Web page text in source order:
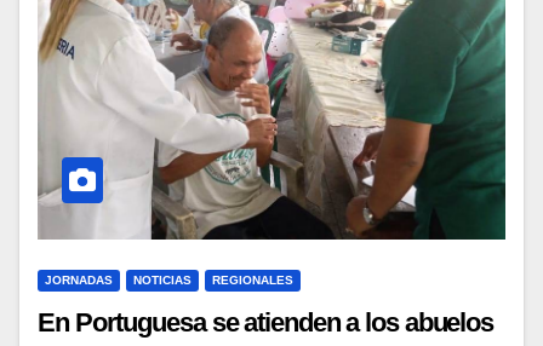
JORNADAS NOTICIAS REGIONALES
En Portuguesa se atienden a los abuelos